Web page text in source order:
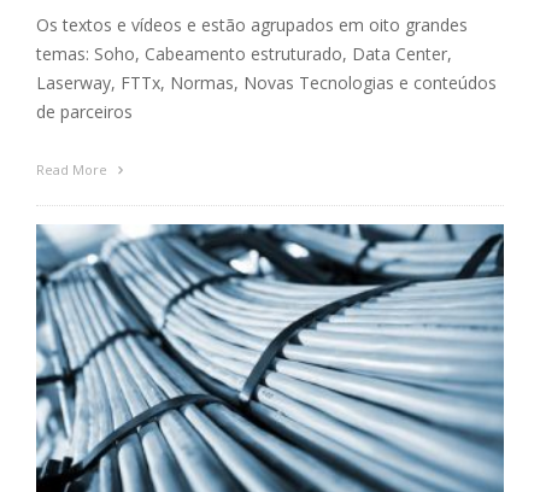
Os textos e vídeos e estão agrupados em oito grandes
temas: Soho, Cabeamento estruturado, Data Center,
Laserway, FTTx, Normas, Novas Tecnologias e conteúdos
de parceiros
Read More